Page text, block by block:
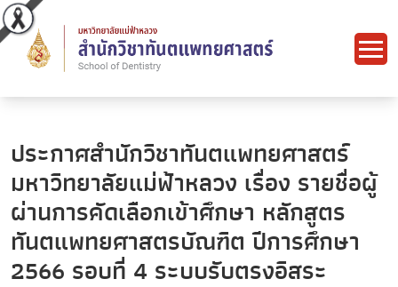
ประกาศสำนักวิชาทันตแพทยศาสตร์
มหาวิทยาลัยแม่ฟ้าหลวง เรื่อง รายชื่อผู้
ผ่านการคัดเลือกเข้าศึกษา หลักสูตร
ทันตแพทยศาสตรบัณฑิต ปีการศึกษา
2566 รอบที่ 4 ระบบรับตรงอิสระ